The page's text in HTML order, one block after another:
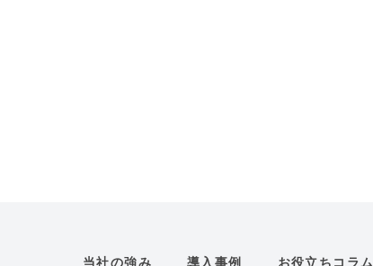
当社の強み 導入事例 お役立ちコラム